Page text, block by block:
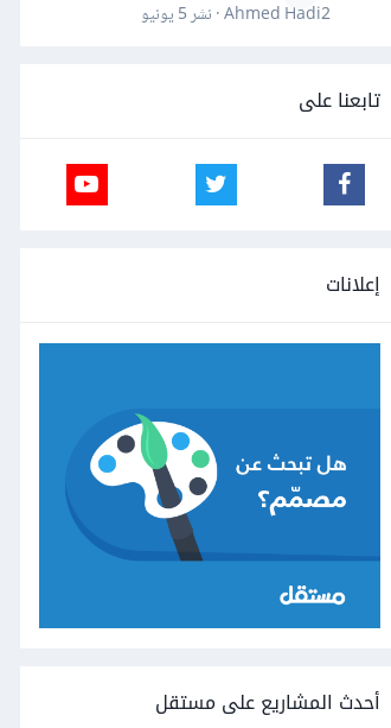
Ahmed Hadi2 · نشر
5 يونيو
تابعنا على
إعلانات
أحدث المشاريع على مستقل